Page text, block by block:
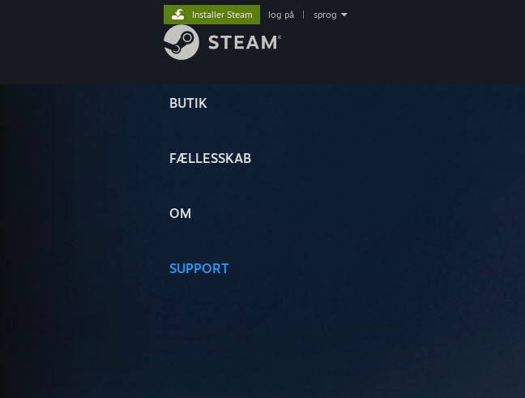
BUTIK
FÆLLESSKAB
OM
SUPPORT
Installer Steam log på sprog